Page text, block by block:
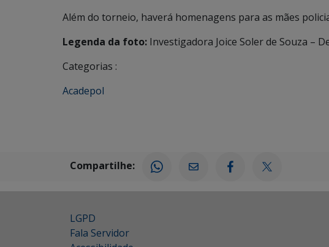
Além do torneio, haverá homenagens para as mães
Legenda da foto: Investigadora Joice Soler de Souza –
Categorias :
Acadepol
Compartilhe:
LGPD
Fala Servidor